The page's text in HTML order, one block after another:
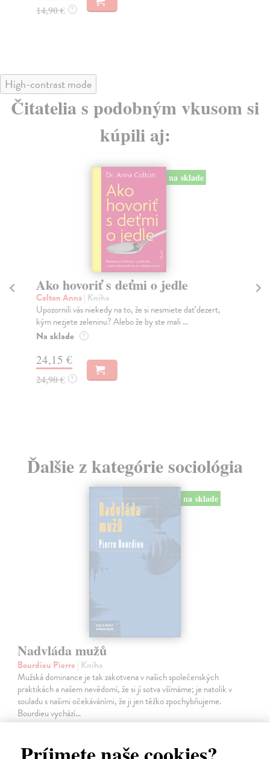
14,90 € ?
High-contrast mode
Čitatelia s podobným vkusom si
kúpili aj:
na sklade
Ako hovoriť s deťmi o jedle
Colton Anna| Kniha
Upozornili vás niekedy na to, že si nesmiete dať dezert,
kým nezjete zeleninu? Alebo že by ste mali ...
Na sklade ?
24,15 €
24,90 € ?
Ďalšie z kategórie sociológia
na sklade
Nadvláda mužů
Bourdieu Pierre | Kniha
Mužská dominance je tak zakotvena v našich společenských
praktikách a našem nevědomí, že si jí sotva všímáme; je natolik v
souladu s našimi očekáváními, že ji jen těžko zpochybňujeme.
Bourdieu vychází…
14,55 €